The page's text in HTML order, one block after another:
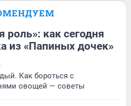
роль»: как сегодня
из «Папиных дочек»
Как бороться с
овощей — советы